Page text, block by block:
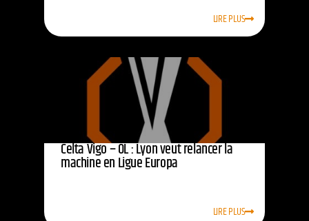
LIRE PLUS
Celta Vigo – OL : Lyon veut relancer la
machine en Ligue Europa
LIRE PLUS